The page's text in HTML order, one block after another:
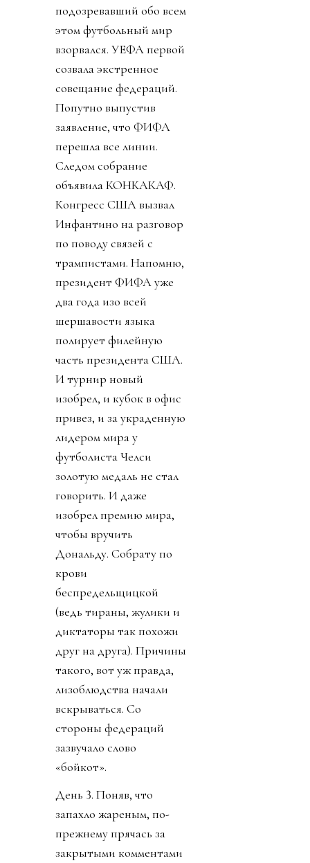
подозревавший обо всем
этом футбольный мир
взорвался. УЕФА первой
созвала экстренное
совещание федераций.
Попутно выпустив
заявление, что ФИФА
перешла все линии.
Следом собрание
объявила КОНКАКАФ.
Конгресс США вызвал
Инфантино на разговор
по поводу связей с
трампистами. Напомню,
президент ФИФА уже
два года изо всей
шершавости языка
полирует филейную
часть президента США.
И турнир новый
изобрел, и кубок в офис
привез, и за украденную
лидером мира у
футболиста Челси
золотую медаль не стал
говорить. И даже
изобрел премию мира,
чтобы вручить
Дональду. Собрату по
крови
беспредельщицкой
(ведь тираны, жулики и
диктаторы так похожи
друг на друга). Причины
такого, вот уж правда,
лизоблюдства начали
вскрываться. Со
стороны федераций
зазвучало слово
«бойкот».
День 3. Поняв, что
запахло жареным, по-
прежнему прячась за
закрытыми комментами